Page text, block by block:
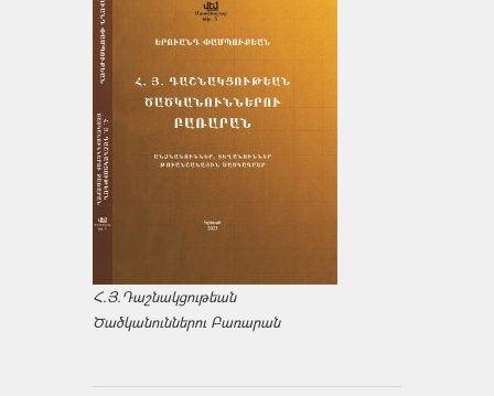
Հ.Յ.Դաշնակցութեան
Ծածկանուններու Բառարան